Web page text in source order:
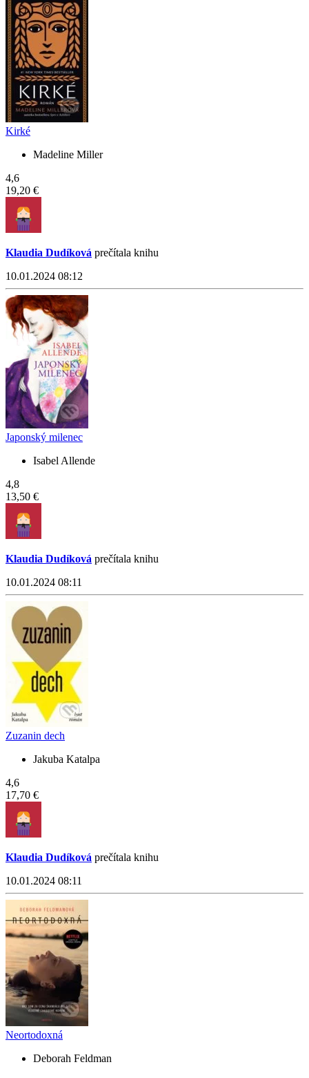
Kirké
Madeline Miller
4,6
19,20 €
Klaudia Dudíková prečítala knihu
10.01.2024 08:12
Japonský milenec
Isabel Allende
4,8
13,50 €
Klaudia Dudíková prečítala knihu
10.01.2024 08:11
Zuzanin dech
Jakuba Katalpa
4,6
17,70 €
Klaudia Dudíková prečítala knihu
10.01.2024 08:11
Neortodoxná
Deborah Feldman